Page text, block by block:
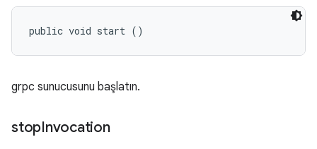
public void start ()
grpc sunucusunu başlatın.
stopInvocation